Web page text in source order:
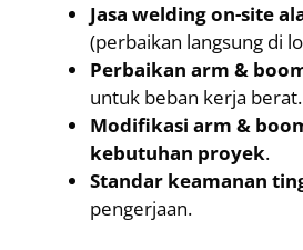
Jasa welding on-site
(perbaikan langsung di
Perbaikan arm &
untuk beban kerja berat.
Modifikasi arm &
kebutuhan proyek.
Standar keamanan
pengerjaan.